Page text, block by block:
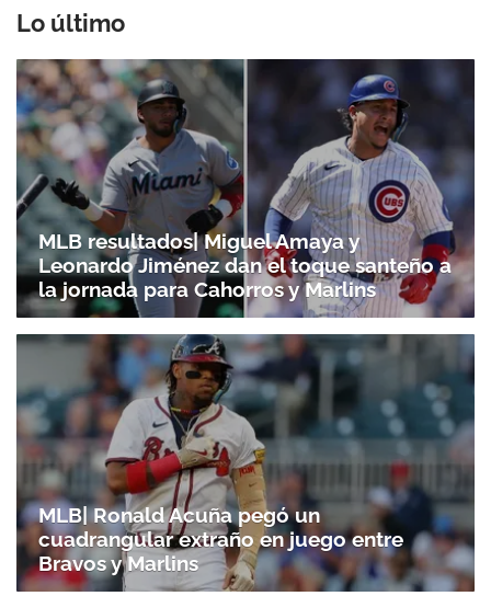
Lo último
MLB resultados| Miguel Amaya y
Leonardo Jiménez dan el toque santeño a
la jornada para Cahorros y Marlins
MLB| Ronald Acuña pegó un
cuadrangular extraño en juego entre
Bravos y Marlins